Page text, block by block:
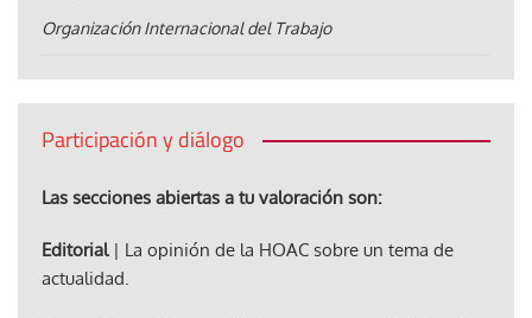
Organización Internacional del Trabajo
Participación y diálogo
Las secciones abiertas a tu valoración son:
Editorial| La opinión de la HOAC sobre un tema de
actualidad.